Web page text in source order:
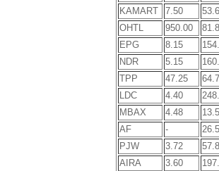
KAMART
7.50
OHTL
950.00
EPG
8.15
NDR
5.15
TPP
47.25
LDC
4.40
MBAX
4.48
AF
-
PJW
3.72
AIRA
3.60